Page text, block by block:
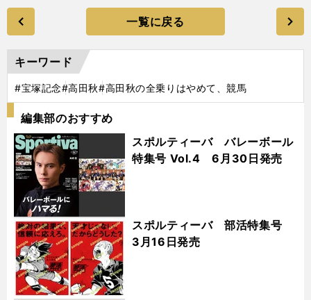
一覧に戻る
キーワード
#宝塚記念#高田秋#高田秋の全乗りはやめて、競馬
編集部のおすすめ
スポルティーバ バレーボール
特集号 Vol.4 6月30日発売
スポルティーバ 部活特集号
3月16日発売